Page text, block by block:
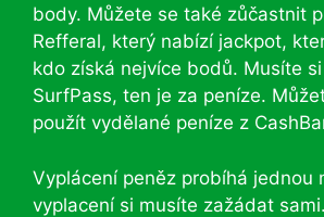
body. Můžete se také zůčastnit
Refferal, který nabízí jackpot,
kdo získá nejvíce bodů. Musíte
SurfPass, ten je za peníze.
použít vydělané peníze z
Vyplácení peněz probíhá jednou
vyplacení si musíte zažádat